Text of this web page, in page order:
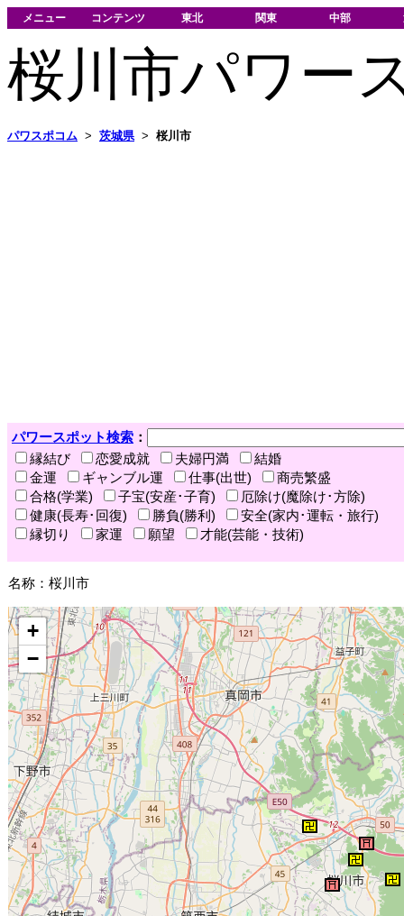
メニュー コンテンツ 東北 関東 中部
桜川市パワー
パワスポコム > 茨城県 > 桜川市
パワースポット検索 ：
縁結び
恋愛成就 夫婦円満
結婚
金運
ギャンブル運 仕事(出世)
商売繁盛
合格(学業)
子宝(安産･子育)
厄除け(魔除け･方除)
健康(長寿･回復)
勝負(勝利)
安全(家内･運転・旅行)
縁切り
家運 願望 才能(芸能・技術)
名称：桜川市
+
−